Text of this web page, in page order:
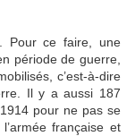
Pour ce faire, une
période de guerre,
c’est-à-dire
Il y a aussi 187
pour ne pas se
française et